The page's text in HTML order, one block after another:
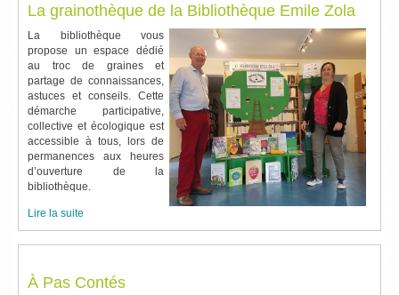
La grainothèque de la Bibliothèque Emile Zola
La bibliothèque vous
propose un espace dédié
au troc de graines et
partage de connaissances,
astuces et conseils. Cette
démarche participative,
collective et écologique est
accessible à tous, lors de
permanences aux heures
d’ouverture de la
bibliothèque.
Lire la suite
À Pas Contés